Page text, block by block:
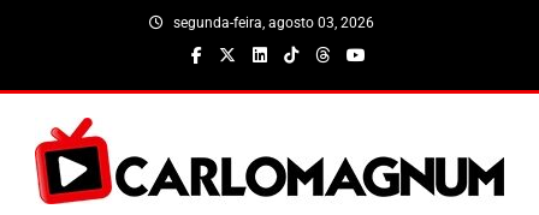
segunda-feira, agosto 03, 2026